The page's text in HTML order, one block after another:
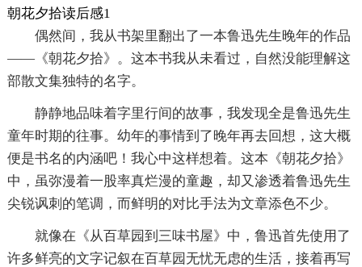
朝花夕拾读后感1
偶然间，我从书架里翻出了一本鲁迅先生晚年的作品
——《朝花夕拾》。这本书我从未看过，自然没能理解这
部散文集独特的名字。
静静地品味着字里行间的故事，我发现全是鲁迅先生
童年时期的往事。幼年的事情到了晚年再去回想，这大概
便是书名的内涵吧！我心中这样想着。这本《朝花夕拾》
中，虽弥漫着一股率真烂漫的童趣，却又渗透着鲁迅先生
尖锐讽刺的笔调，而鲜明的对比手法为文章添色不少。
就像在《从百草园到三味书屋》中，鲁迅首先使用了
许多鲜亮的文字记叙在百草园无忧无虑的生活，接着再写